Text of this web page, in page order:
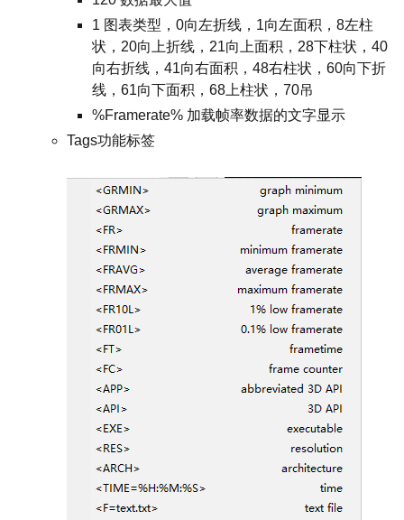
1 图表类型，0向左折线，1向左面积，8左柱
状，20向上折线，21向上面积，28下柱状，40
向右折线，41向右面积，48右柱状，60向下折
线，61向下面积，68上柱状，70吊
%Framerate% 加载帧率数据的文字显示
Tags功能标签